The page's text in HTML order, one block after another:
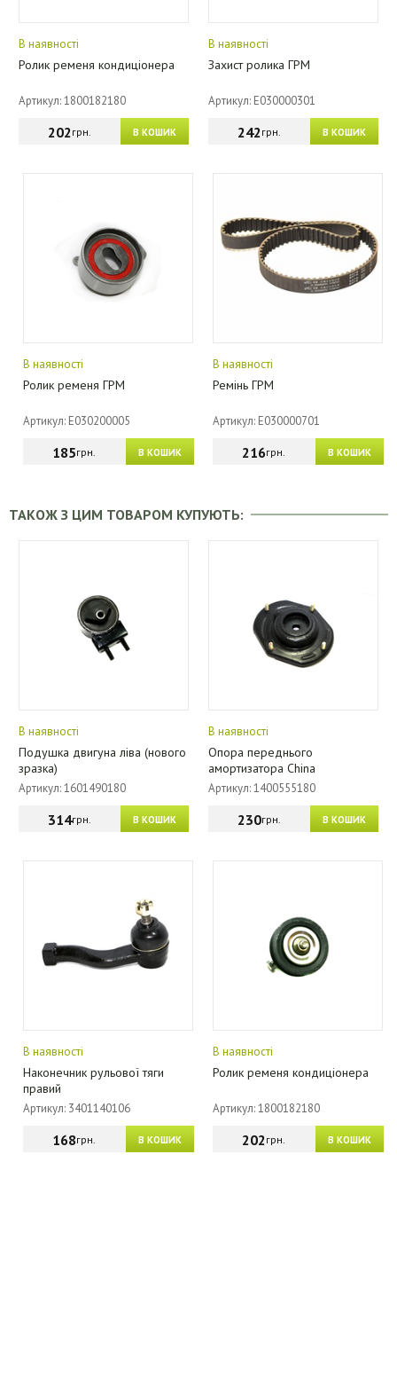
В наявності
Ролик ременя кондиціонера
Артикул: 1800182180
В КОШИК
202грн.
В наявності
Захист ролика ГРМ
Артикул: E030000301
В КОШИК
242грн.
В наявності
Ролик ременя ГРМ
Артикул: E030200005
В КОШИК
185грн.
В наявності
Ремінь ГРМ
Артикул: E030000701
В КОШИК
216грн.
ТАКОЖ З ЦИМ ТОВАРОМ КУПУЮТЬ:
В наявності
Подушка двигуна ліва (нового
зразка)
Артикул: 1601490180
В КОШИК
314грн.
В наявності
Опора переднього
амортизатора China
Артикул: 1400555180
В КОШИК
230грн.
В наявності
Наконечник рульової тяги
правий
Артикул: 3401140106
В КОШИК
168грн.
В наявності
Ролик ременя кондиціонера
Артикул: 1800182180
В КОШИК
202грн.